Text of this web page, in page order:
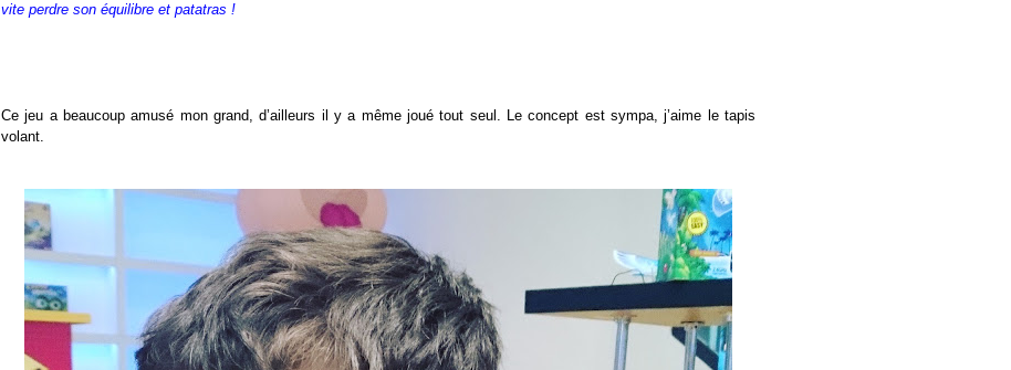
vite perdre son équilibre et patatras !
Ce jeu a beaucoup amusé mon grand, d’ailleurs il y a même joué tout seul. Le concept est sympa, j’aime le tapis
volant.